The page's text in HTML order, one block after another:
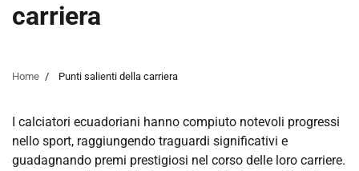
carriera
Home Punti salienti della carriera
I calciatori ecuadoriani hanno compiuto notevoli progressi
nello sport, raggiungendo traguardi significativi e
guadagnando premi prestigiosi nel corso delle loro carriere.